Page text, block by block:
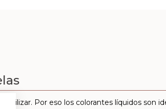
utilizar. Por eso los colorantes líquidos son